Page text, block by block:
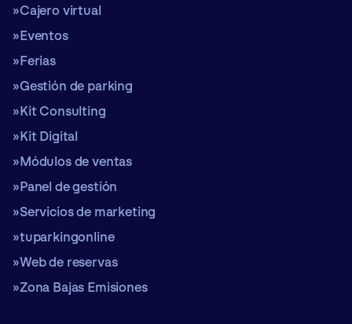
Cajero virtual
Eventos
Ferias
Gestión de parking
Kit Consulting
Kit Digital
Módulos de ventas
Panel de gestión
Servicios de marketing
tuparkingonline
Web de reservas
Zona Bajas Emisiones